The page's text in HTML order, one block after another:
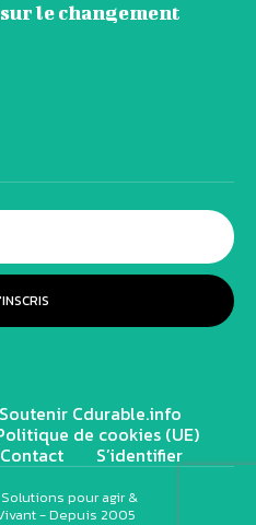
le changement
Soutenir Cdurable.info
de cookies (UE)
Contact S’identifier
pour agir &
- Depuis 2005